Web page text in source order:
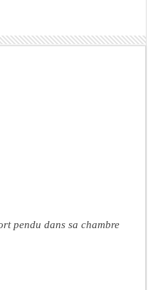
pendu dans sa chambre